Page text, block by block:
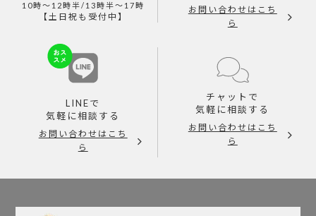
10時～12時半/13時半～17時
【土日祝も受付中】
お問い合わせはこち
ら
LINEで
気軽に相談する
お問い合わせはこち
ら
チャットで
気軽に相談する
お問い合わせはこち
ら